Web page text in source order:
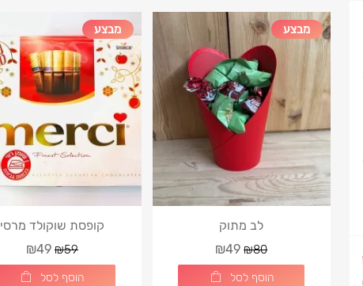
מבצע
לב מתוק
₪80
₪49
הוסף לסל
מבצע
קופסת שוקולד מרסי
₪59
₪49
הוסף לסל